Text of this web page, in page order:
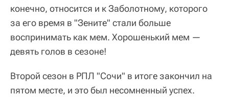
конечно, относится и к Заболотному, которого
за его время в "Зените" стали больше
воспринимать как мем. Хорошенький мем —
девять голов в сезоне!
Второй сезон в РПЛ "Сочи" в итоге закончил на
пятом месте, и это был несомненный успех.